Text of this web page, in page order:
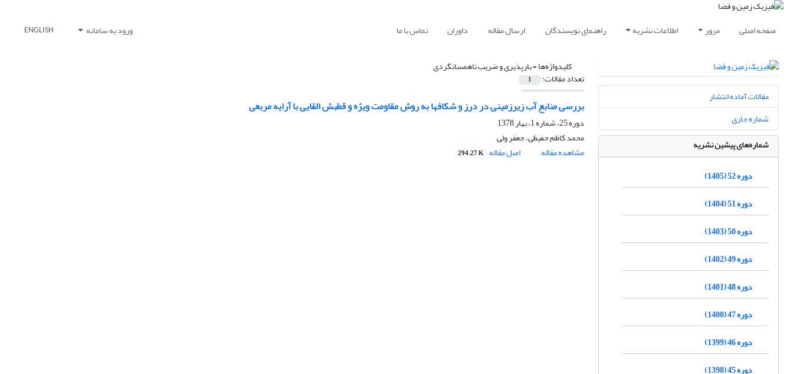
صفحه اصلی مرور اطلاعات نشریه راهنمای نویسندگان ارسال مقاله داوران تماس با ما ورود به سامانه ENGLISH
کلیدواژه‌ها =بارپذیری و ضریب ناهمسانگردی
تعداد مقالات: 1
بررسی منابع آب زیرزمینی در درز و شکافها به روش مقاومت ویژه و قطبش القایی با آرایه مربعی
دوره 25، شماره 1، بهار 1378
محمد کاظم حفیظی، جعفر ولی
مشاهده مقاله
اصل مقاله 294.27 K
مقالات آماده انتشار
شماره جاری
شماره‌های پیشین نشریه
دوره 52 (1405)
دوره 51 (1404)
دوره 50 (1403)
دوره 49 (1402)
دوره 48 (1401)
دوره 47 (1400)
دوره 46 (1399)
دوره 45 (1398)